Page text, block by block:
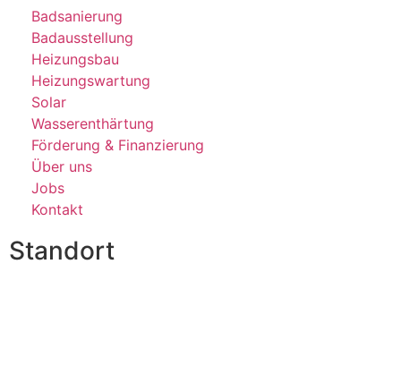
Badsanierung
Badausstellung
Heizungsbau
Heizungswartung
Solar
Wasserenthärtung
Förderung & Finanzierung
Über uns
Jobs
Kontakt
Standort